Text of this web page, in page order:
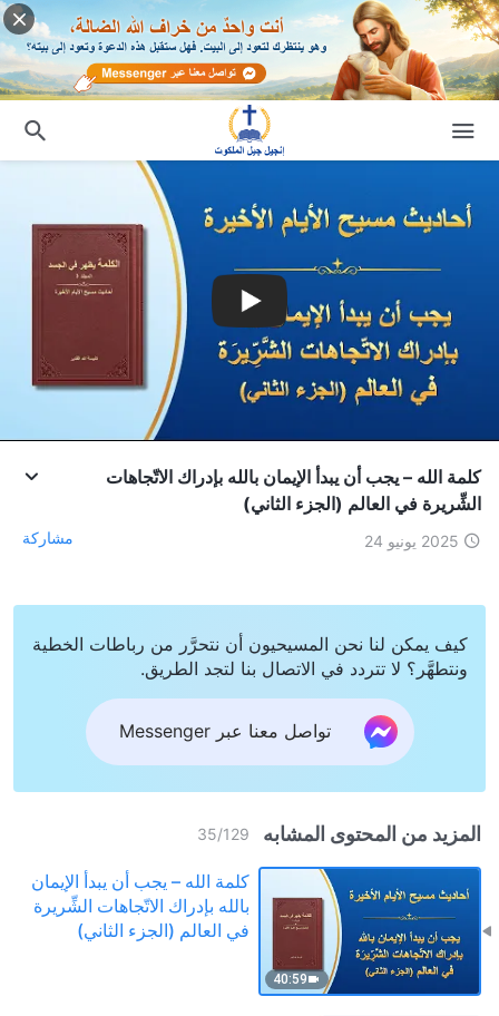
كلمة الله – يجب أن يبدأ الإيمان بالله بإدراك الاتّجاهات
الشِّريرة في العالم (الجزء الثاني)
2025 يونيو 24 مشاركة
كيف يمكن لنا نحن المسيحيون أن نتحرَّر من رباطات الخطية
ونتطهَّر؟ لا تتردد في الاتصال بنا لتجد الطريق.
تواصل معنا عبر Messenger
المزيد من المحتوى المشابه 35/129
40:59
كلمة الله – يجب أن يبدأ الإيمان
بالله بإدراك الاتّجاهات الشِّريرة
في العالم (الجزء الثاني)